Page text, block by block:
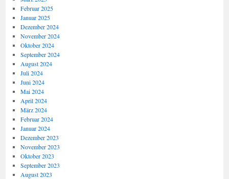
Februar 2025
Januar 2025
Dezember 2024
November 2024
Oktober 2024
September 2024
August 2024
Juli 2024
Juni 2024
Mai 2024
April 2024
März 2024
Februar 2024
Januar 2024
Dezember 2023
November 2023
Oktober 2023
September 2023
August 2023